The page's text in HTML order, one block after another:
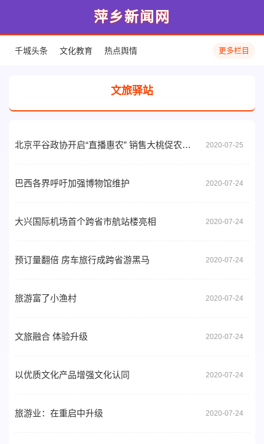
萍乡新闻网
千城头条 文化教育 热点舆情 更多栏目
文旅驿站
北京平谷政协开启“直播惠农” 销售大桃促农民增收致富 2020-07-25
巴西各界呼吁加强博物馆维护 2020-07-24
大兴国际机场首个跨省市航站楼亮相 2020-07-24
预订量翻倍 房车旅行成跨省游黑马 2020-07-24
旅游富了小渔村 2020-07-24
文旅融合 体验升级 2020-07-24
以优质文化产品增强文化认同 2020-07-24
旅游业：在重启中升级 2020-07-24